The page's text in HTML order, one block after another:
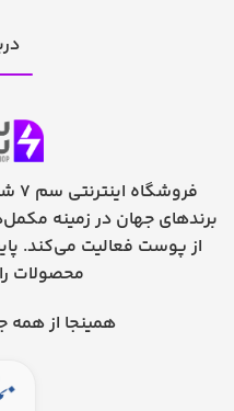
برندهای جهان در زمینه
از پوست فعالیت می‌کند.
محصولات
همینجا از همه